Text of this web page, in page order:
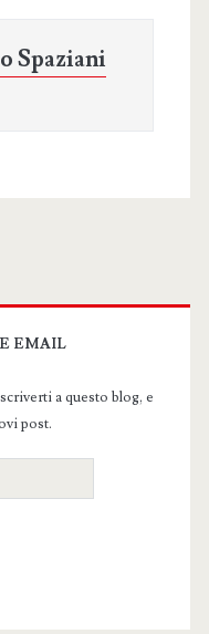
Spaziani
EMAIL
a questo blog, e
post.